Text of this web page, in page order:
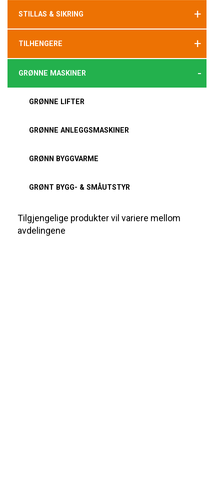
STILLAS & SIKRING +
TILHENGERE +
GRØNNE MASKINER -
GRØNNE LIFTER
GRØNNE ANLEGGSMASKINER
GRØNN BYGGVARME
GRØNT BYGG- & SMÅUTSTYR
Tilgjengelige produkter vil variere mellom
avdelingene